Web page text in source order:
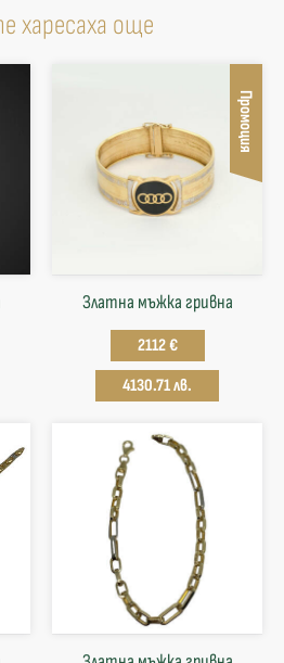
харесаха още
Промоция
Златна мъжка гривна
2112 €
4130.71 лв.